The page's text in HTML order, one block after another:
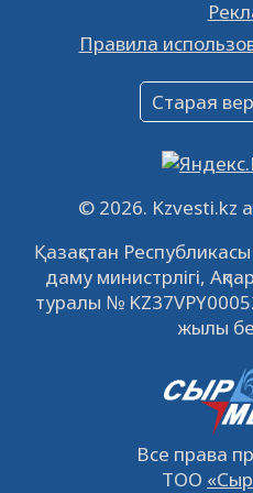
16.12.2022
Объявление
09.12.2022
Свободные рабочие
встречу с
ноября
21.11.2022
© 2026. Kzvesti.kz
Қазақстан
даму министрлігі,
туралы №
жылы
Все права
ТОО
Правила
Старая